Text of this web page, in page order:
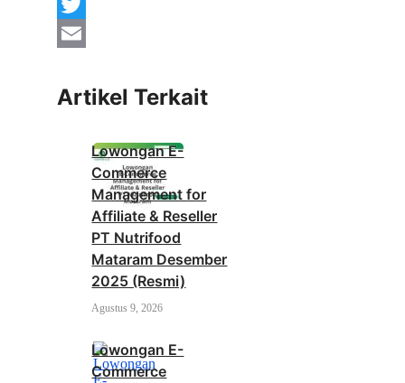
Facebook
Twitter
Artikel Terkait
Lowongan E-
Commerce
Management for
Affiliate & Reseller
PT Nutrifood
Mataram Desember
2025 (Resmi)
Agustus 9, 2026
Lowongan E-
Commerce